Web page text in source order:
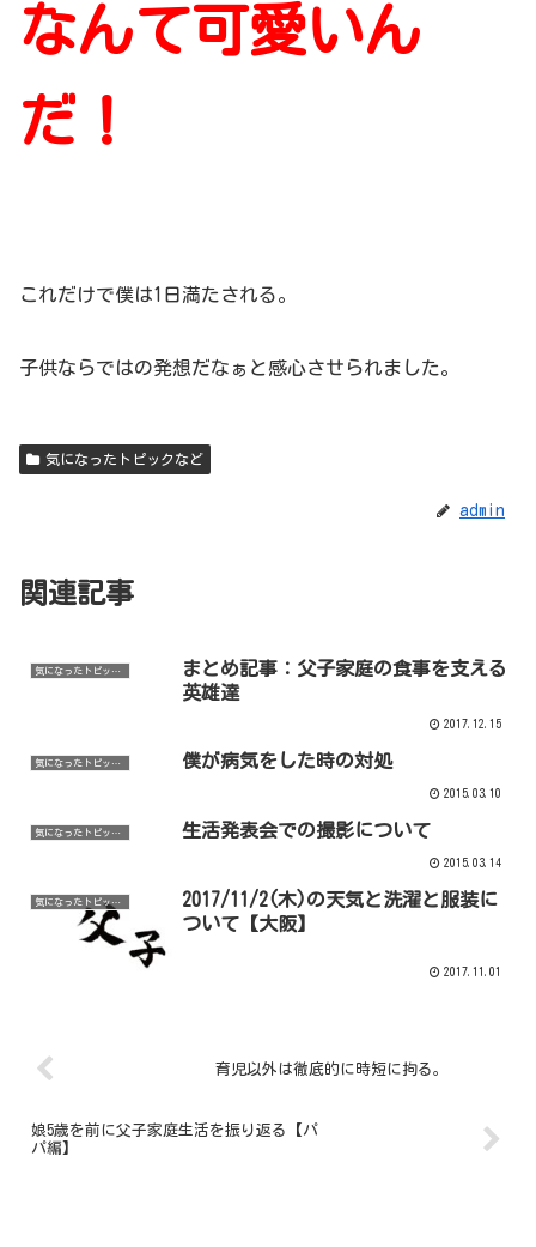
なんて可愛いん
だ！
これだけで僕は1日満たされる。
子供ならではの発想だなぁと感心させられました。
気になったトピックなど
admin
関連記事
気になったトピックなど
まとめ記事：父子家庭の食事を支える
英雄達
2017.12.15
気になったトピックなど 僕が病気をした時の対処
2015.03.10
気になったトピックなど 生活発表会での撮影について
2015.03.14
気になったトピックなど
2017/11/2(木)の天気と洗濯と服装に
ついて【大阪】
2017.11.01
育児以外は徹底的に時短に拘る。
娘5歳を前に父子家庭生活を振り返る【パ
パ編】